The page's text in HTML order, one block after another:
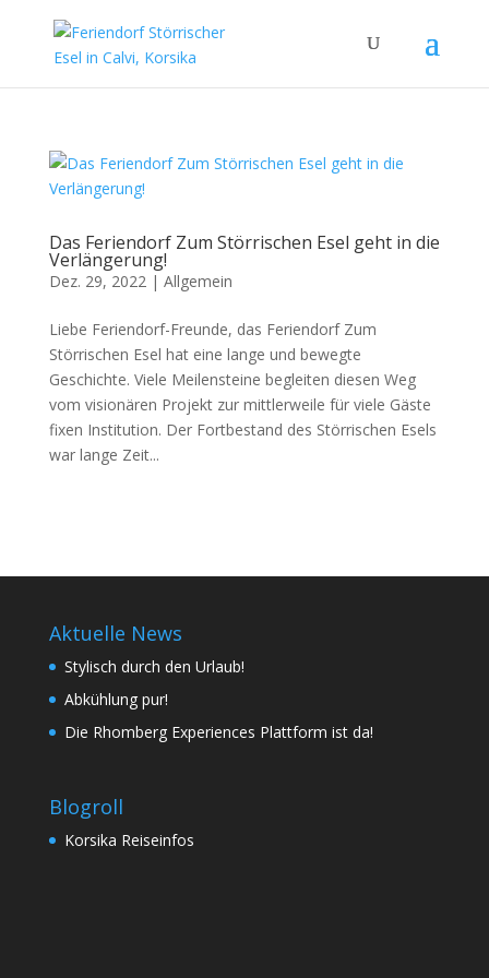
Das Feriendorf Zum Störrischen Esel geht in die
Verlängerung!
Dez. 29, 2022| Allgemein
Liebe Feriendorf-Freunde, das Feriendorf Zum
Störrischen Esel hat eine lange und bewegte
Geschichte. Viele Meilensteine begleiten diesen Weg
vom visionären Projekt zur mittlerweile für viele Gäste
fixen Institution. Der Fortbestand des Störrischen Esels
war lange Zeit...
Aktuelle News
Stylisch durch den Urlaub!
Abkühlung pur!
Die Rhomberg Experiences Plattform ist da!
Blogroll
Korsika Reiseinfos